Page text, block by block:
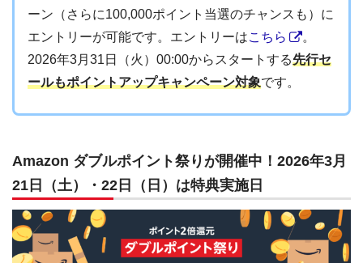
ーン（さらに100,000ポイント当選のチャンスも）に
エントリーが可能です。エントリーはこちら
。
2026年3月31日（火）00:00からスタートする先行セ
ールもポイントアップキャンペーン対象です。
Amazon ダブルポイント祭りが開催中！2026年3月
21日（土）・22日（日）は特典実施日